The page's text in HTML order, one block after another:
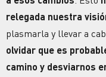
relegada nuestra
plasmarla y llevar a
olvidar que es
camino y desviarnos